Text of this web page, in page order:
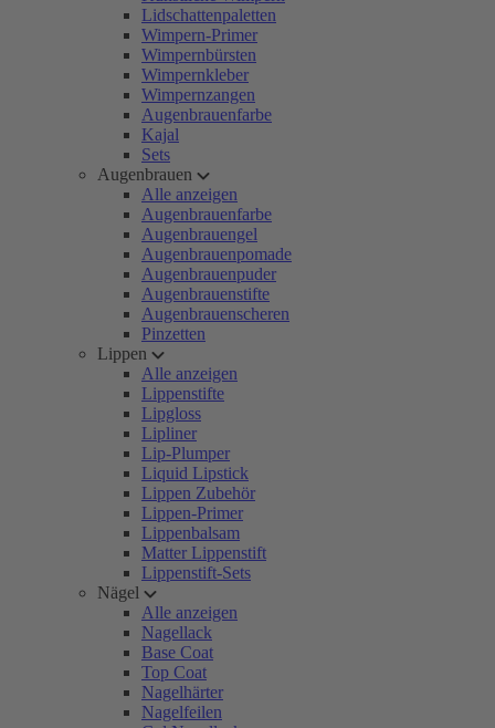
Lidschattenpaletten
Wimpern-Primer
Wimpernbürsten
Wimpernkleber
Wimpernzangen
Augenbrauenfarbe
Kajal
Sets
Augenbrauen
Alle anzeigen
Augenbrauenfarbe
Augenbrauengel
Augenbrauenpomade
Augenbrauenpuder
Augenbrauenstifte
Augenbrauenscheren
Pinzetten
Lippen
Alle anzeigen
Lippenstifte
Lipgloss
Lipliner
Lip-Plumper
Liquid Lipstick
Lippen Zubehör
Lippen-Primer
Lippenbalsam
Matter Lippenstift
Lippenstift-Sets
Nägel
Alle anzeigen
Nagellack
Base Coat
Top Coat
Nagelhärter
Nagelfeilen